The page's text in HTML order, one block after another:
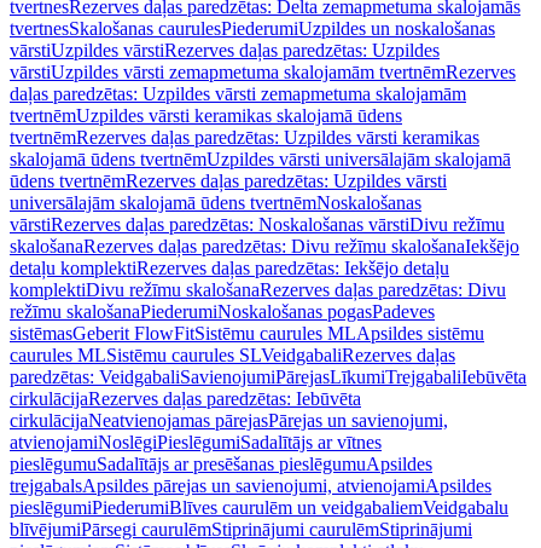
tvertnesRezerves daļas paredzētas: Delta zemapmetuma skalojamās
tvertnesSkalošanas caurulesPiederumiUzpildes un noskalošanas
vārstiUzpildes vārstiRezerves daļas paredzētas: Uzpildes
vārstiUzpildes vārsti zemapmetuma skalojamām tvertnēmRezerves
daļas paredzētas: Uzpildes vārsti zemapmetuma skalojamām
tvertnēmUzpildes vārsti keramikas skalojamā ūdens
tvertnēmRezerves daļas paredzētas: Uzpildes vārsti keramikas
skalojamā ūdens tvertnēmUzpildes vārsti universālajām skalojamā
ūdens tvertnēmRezerves daļas paredzētas: Uzpildes vārsti
universālajām skalojamā ūdens tvertnēmNoskalošanas
vārstiRezerves daļas paredzētas: Noskalošanas vārstiDivu režīmu
skalošanaRezerves daļas paredzētas: Divu režīmu skalošanaIekšējo
detaļu komplektiRezerves daļas paredzētas: Iekšējo detaļu
komplektiDivu režīmu skalošanaRezerves daļas paredzētas: Divu
režīmu skalošanaPiederumiNoskalošanas pogasPadeves
sistēmasGeberit FlowFitSistēmu caurules MLApsildes sistēmu
caurules MLSistēmu caurules SLVeidgabaliRezerves daļas
paredzētas: VeidgabaliSavienojumiPārejasLīkumiTrejgabaliIebūvēta
cirkulācijaRezerves daļas paredzētas: Iebūvēta
cirkulācijaNeatvienojamas pārejasPārejas un savienojumi,
atvienojamiNoslēgiPieslēgumiSadalītājs ar vītnes
pieslēgumuSadalītājs ar presēšanas pieslēgumuApsildes
trejgabalsApsildes pārejas un savienojumi, atvienojamiApsildes
pieslēgumiPiederumiBlīves caurulēm un veidgabaliemVeidgabalu
blīvējumiPārsegi caurulēmStiprinājumi caurulēmStiprinājumi